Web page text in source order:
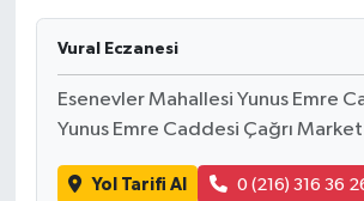
Vural Eczanesi
Esenevler Mahallesi Yunus Emre
Yunus Emre Caddesi Çağrı Market
Yol Tarifi Al 0 (216) 316 36